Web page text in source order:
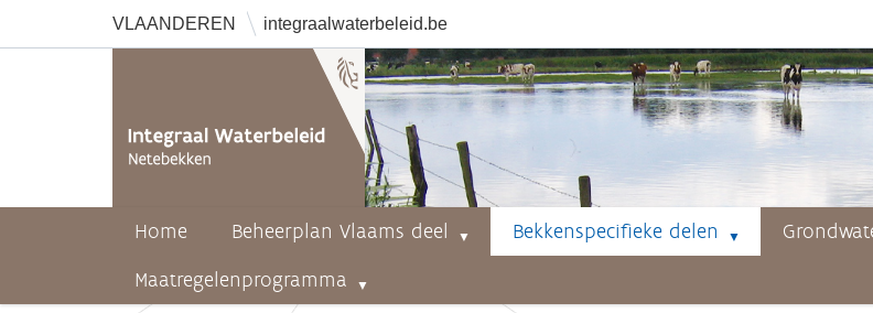
VLAANDEREN integraalwaterbeleid.be
Home Beheerplan Vlaams deel Bekkenspecifieke delen
Maatregelenprogramma